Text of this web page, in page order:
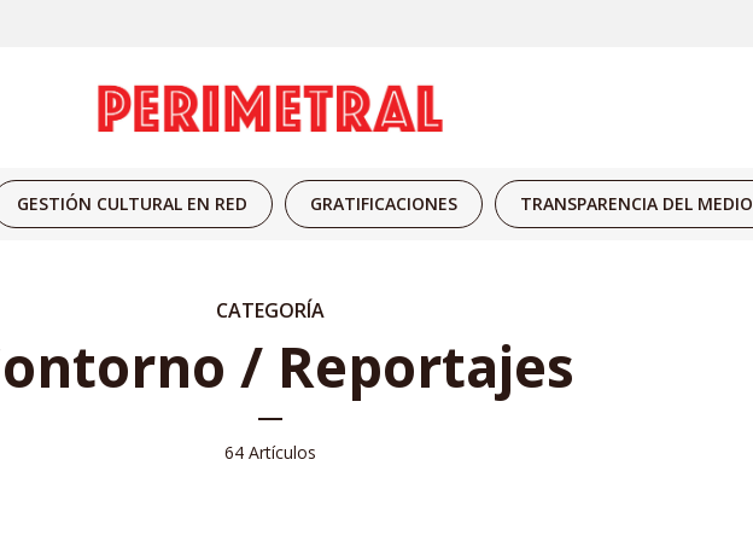
GESTIÓN CULTURAL EN RED GRATIFICACIONES TRANSPARENCIA DEL MEDIO
CATEGORÍA
/ Reportajes
64 Artículos